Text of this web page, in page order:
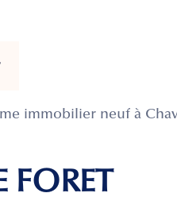
immobilier neuf à
FORET